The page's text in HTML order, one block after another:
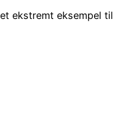
ekstremt eksempel til